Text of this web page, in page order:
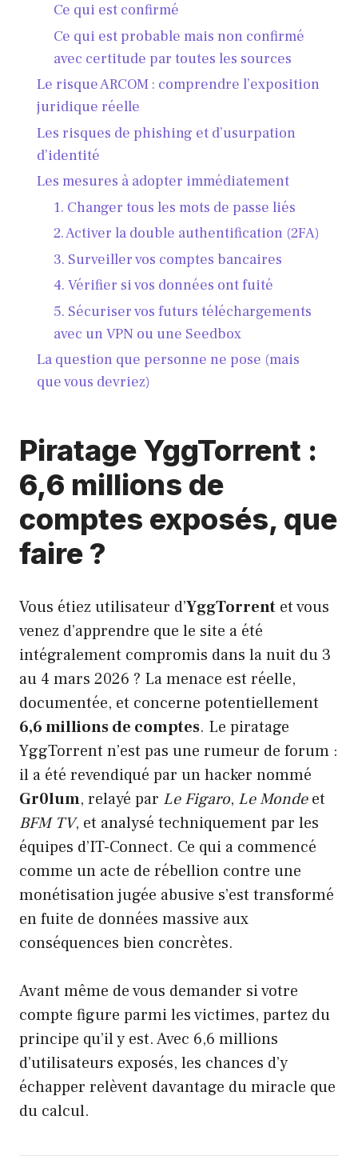
Ce qui est confirmé
Ce qui est probable mais non confirmé
avec certitude par toutes les sources
Le risque ARCOM : comprendre l’exposition
juridique réelle
Les risques de phishing et d’usurpation
d’identité
Les mesures à adopter immédiatement
1. Changer tous les mots de passe liés
2. Activer la double authentification (2FA)
3. Surveiller vos comptes bancaires
4. Vérifier si vos données ont fuité
5. Sécuriser vos futurs téléchargements
avec un VPN ou une Seedbox
La question que personne ne pose (mais
que vous devriez)
Piratage YggTorrent :
6,6 millions de
comptes exposés, que
faire ?
Vous étiez utilisateur d’YggTorrent et vous
venez d’apprendre que le site a été
intégralement compromis dans la nuit du 3
au 4 mars 2026 ? La menace est réelle,
documentée, et concerne potentiellement
6,6 millions de comptes. Le piratage
YggTorrent n’est pas une rumeur de forum :
il a été revendiqué par un hacker nommé
Gr0lum, relayé par Le Figaro, Le Mondeet
BFM TV, et analysé techniquement par les
équipes d’IT-Connect. Ce qui a commencé
comme un acte de rébellion contre une
monétisation jugée abusive s’est transformé
en fuite de données massive aux
conséquences bien concrètes.
Avant même de vous demander si votre
compte figure parmi les victimes, partez du
principe qu’il y est. Avec 6,6 millions
d’utilisateurs exposés, les chances d’y
échapper relèvent davantage du miracle que
du calcul.